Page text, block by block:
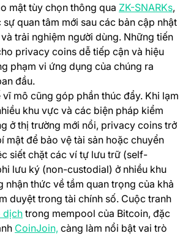
mật tùy chọn thông qua ZK-SNARKs,
quan tâm mới sau các bản cập nhật
trải nghiệm người dùng. Những tiến
privacy coins dễ tiếp cận và hiệu
phạm vi ứng dụng của chúng ra
đầu.
vĩ mô cũng góp phần thúc đẩy. Khi lạm
khu vực và các biện pháp kiểm
ở thị trường mới nổi, privacy coins trở
mật để bảo vệ tài sản hoặc chuyển
siết chặt các ví tự lưu trữ (self-
lưu ký (non-custodial) ở nhiều khu
nhận thức về tầm quan trọng của khả
duyệt trong tài chính số. Cuộc tranh
dịch trong mempool của Bitcoin, đặc
CoinJoin, (opens in a new tab)
càng làm nổi bật vai trò